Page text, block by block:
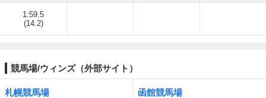
1:59.5
(14.2)
競馬場/ウィンズ（外部サイト）
札幌競馬場 函館競馬場